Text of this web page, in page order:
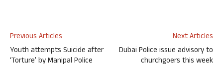
Previous Articles
Youth attempts Suicide after
‘Torture’ by Manipal Police
Next Articles
Dubai Police issue advisory to
churchgoers this week